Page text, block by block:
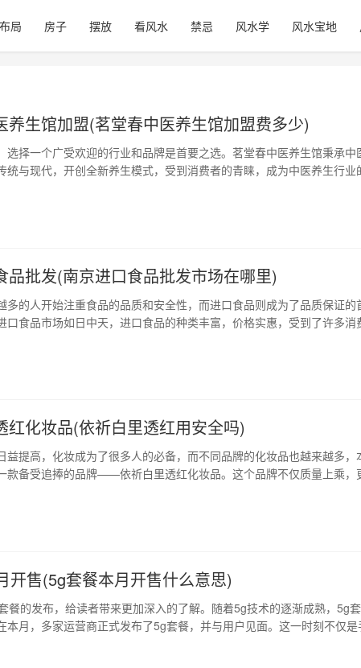
布局 房子 摆放 看风水 禁忌 风水学 风水宝地
养生馆加盟(茗堂春中医养生馆加盟费多少)
选择一个广受欢迎的行业和品牌是首要之选。茗堂春中医养生馆秉承中
统与现代，开创全新养生模式，受到消费者的青睐，成为中医养生行业
重人的内在健康，以传…
品批发(南京进口食品批发市场在哪里)
多的人开始注重食品的品质和安全性，而进口食品则成为了品质保证的
口食品市场如日中天，进口食品的种类丰富，价格实惠，受到了许多消
足，环境优美。市场面积宽阔…
红化妆品(依祈白里透红用安全吗)
益提高，化妆成为了很多人的必备，而不同品牌的化妆品也越来越多，
款备受追捧的品牌——依祈白里透红化妆品。这个品牌不仅质量上乘，
质地让肌肤轻松呼吸，而…
开售(5g套餐本月开售什么意思)
餐的发布，给读者带来更加深入的了解。随着5g技术的逐渐成熟，5g
本月，多家运营商正式发布了5g套餐，并与用户见面。这一时刻不仅是